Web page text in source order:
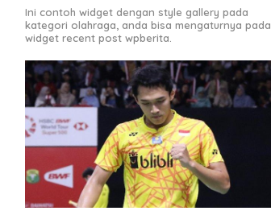
Ini contoh widget dengan style gallery pada
kategori olahraga, anda bisa mengaturnya pada
widget recent post wpberita.